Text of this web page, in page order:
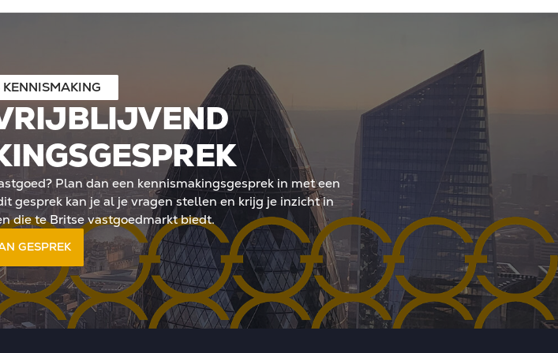
KENNISMAKING
Plan dan een kennismakingsgesprek in met een
gesprek kan je al je vragen stellen en krijg je inzicht in
die te Britse vastgoedmarkt biedt.
GESPREK